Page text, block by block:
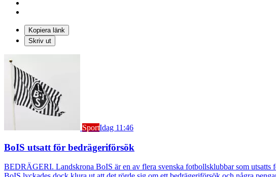
Kopiera länk
Skriv ut
SportIdag 11:46
BoIS utsatt för bedrägeriförsök
BEDRÄGERI. Landskrona BoIS är en av flera svenska fotbollsklubbar som utsatts